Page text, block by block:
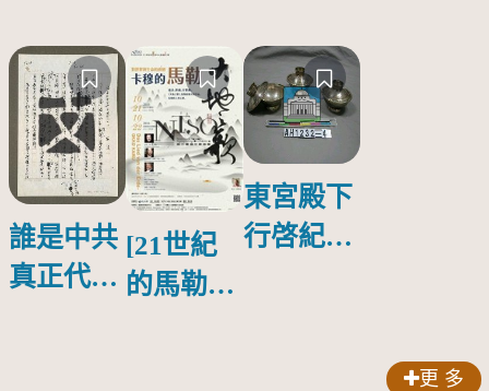
誰是中共
真正代言
[21世紀
的馬勒、
東宮殿下
行啓紀念
更 多